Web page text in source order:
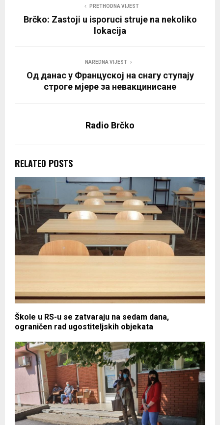
PRETHODNA VIJEST
Brčko: Zastoji u isporuci struje na nekoliko
lokacija
NAREDNA VIJEST
Од данас у Француској на снагу ступају
строге мјере за невакцинисане
Radio Brčko
RELATED POSTS
Škole u RS-u se zatvaraju na sedam dana,
ograničen rad ugostiteljskih objekata